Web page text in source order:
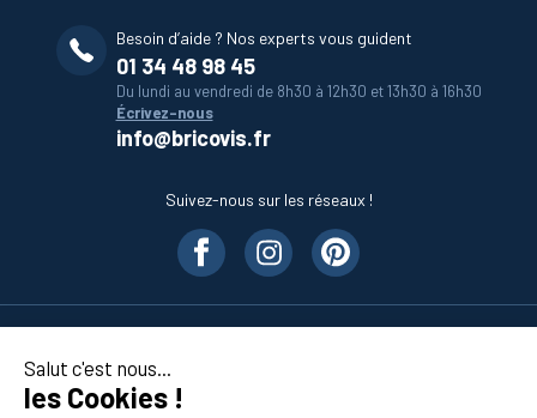
Salut c'est nous...
les Cookies !
Besoin d’aide ? Nos experts vous guident
01 34 48 98 45
Du lundi au vendredi de 8h30 à 12h30 et 13h30 à 16h30
Écrivez-nous
info@bricovis.fr
Suivez-nous sur les réseaux !
En savoir plus